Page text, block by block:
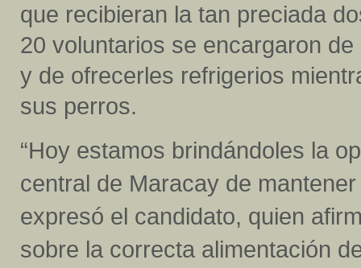
que recibieran la tan preciada
20 voluntarios se encargaron
y de ofrecerles refrigerios
sus perros.
“Hoy estamos brindándoles la
central de Maracay de
expresó el candidato, quien
sobre la correcta alimentación